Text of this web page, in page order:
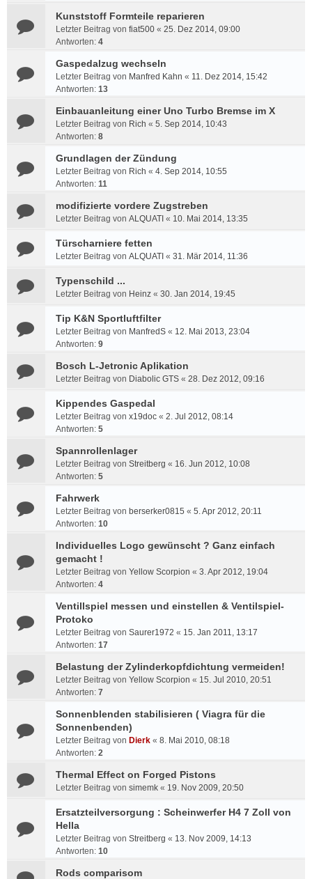
Kunststoff Formteile reparieren
Letzter Beitrag von fiat500 « 25. Dez 2014, 09:00
Antworten: 4
Gaspedalzug wechseln
Letzter Beitrag von Manfred Kahn « 11. Dez 2014, 15:42
Antworten: 13
Einbauanleitung einer Uno Turbo Bremse im X
Letzter Beitrag von Rich « 5. Sep 2014, 10:43
Antworten: 8
Grundlagen der Zündung
Letzter Beitrag von Rich « 4. Sep 2014, 10:55
Antworten: 11
modifizierte vordere Zugstreben
Letzter Beitrag von ALQUATI « 10. Mai 2014, 13:35
Türscharniere fetten
Letzter Beitrag von ALQUATI « 31. Mär 2014, 11:36
Typenschild ...
Letzter Beitrag von Heinz « 30. Jan 2014, 19:45
Tip K&N Sportluftfilter
Letzter Beitrag von ManfredS « 12. Mai 2013, 23:04
Antworten: 9
Bosch L-Jetronic Aplikation
Letzter Beitrag von Diabolic GTS « 28. Dez 2012, 09:16
Kippendes Gaspedal
Letzter Beitrag von x19doc « 2. Jul 2012, 08:14
Antworten: 5
Spannrollenlager
Letzter Beitrag von Streitberg « 16. Jun 2012, 10:08
Antworten: 5
Fahrwerk
Letzter Beitrag von berserker0815 « 5. Apr 2012, 20:11
Antworten: 10
Individuelles Logo gewünscht ? Ganz einfach
gemacht !
Letzter Beitrag von Yellow Scorpion « 3. Apr 2012, 19:04
Antworten: 4
Ventillspiel messen und einstellen & Ventilspiel-
Protoko
Letzter Beitrag von Saurer1972 « 15. Jan 2011, 13:17
Antworten: 17
Belastung der Zylinderkopfdichtung vermeiden!
Letzter Beitrag von Yellow Scorpion « 15. Jul 2010, 20:51
Antworten: 7
Sonnenblenden stabilisieren ( Viagra für die
Sonnenbenden)
Letzter Beitrag von Dierk « 8. Mai 2010, 08:18
Antworten: 2
Thermal Effect on Forged Pistons
Letzter Beitrag von simemk « 19. Nov 2009, 20:50
Ersatzteilversorgung : Scheinwerfer H4 7 Zoll von
Hella
Letzter Beitrag von Streitberg « 13. Nov 2009, 14:13
Antworten: 10
Rods comparisom